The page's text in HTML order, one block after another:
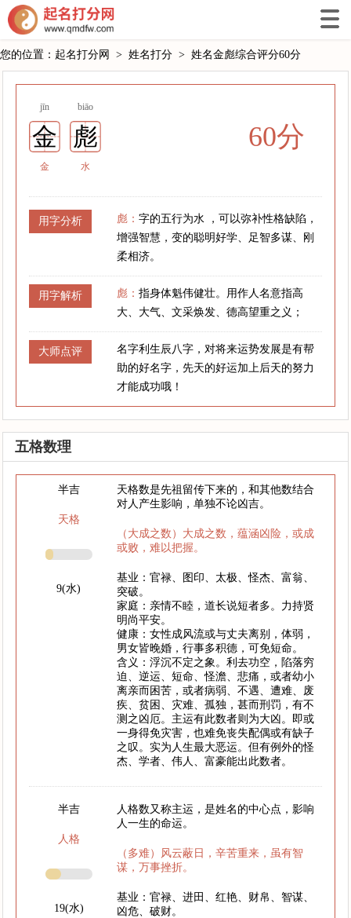
您的位置： 起名打分网 > 姓名打分 > 姓名金彪综合评分60分
jīn biāo
金 彪
金 水
60分
用字分析 彪：字的五行为水 ，可以弥补性格缺陷，
增强智慧，变的聪明好学、足智多谋、刚
柔相济。
用字解析 彪：指身体魁伟健壮。用作人名意指高
大、大气、文采焕发、德高望重之义；
大师点评
名字利生辰八字，对将来运势发展是有帮
助的好名字，先天的好运加上后天的努力
才能成功哦！
五格数理
半吉
天格
9(水)
天格数是先祖留传下来的，和其他数结合
对人产生影响，单独不论凶吉。
（大成之数）大成之数，蕴涵凶险，或成
或败，难以把握。
基业：官禄、图印、太极、怪杰、富翁、
突破。
家庭：亲情不睦，道长说短者多。力持贤
明尚平安。
健康：女性成风流或与丈夫离别，体弱，
男女皆晚婚，行事多积德，可免短命。
含义：浮沉不定之象。利去功空，陷落穷
迫、逆运、短命、怪澹、悲痛，或者幼小
离亲而困苦，或者病弱、不遇、遭难、废
疾、贫困、灾难、孤独，甚而刑罚，有不
测之凶厄。主运有此数者则为大凶。即或
一身得免灾害，也难免丧失配偶或有缺子
之叹。实为人生最大恶运。但有例外的怪
杰、学者、伟人、富豪能出此数者。
半吉
人格
19(水)
人格数又称主运，是姓名的中心点，影响
人一生的命运。
（多难）风云蔽日，辛苦重来，虽有智
谋，万事挫折。
基业：官禄、进田、红艳、财帛、智谋、
凶危、破财。